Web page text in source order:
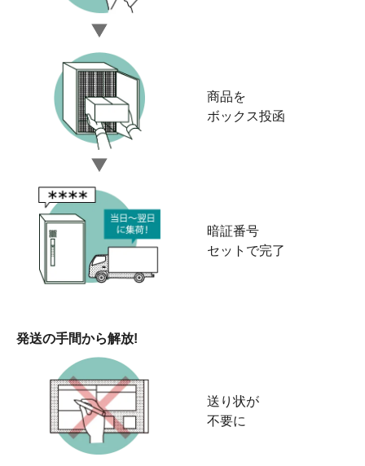
商品を
ボックス投函
暗証番号
セットで完了
発送の手間から解放!
送り状が
不要に